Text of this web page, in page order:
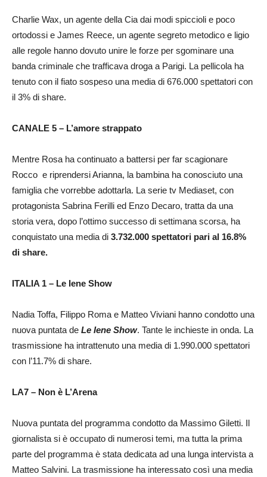
Charlie Wax, un agente della Cia dai modi spiccioli e poco
ortodossi e James Reece, un agente segreto metodico e ligio
alle regole hanno dovuto unire le forze per sgominare una
banda criminale che trafficava droga a Parigi. La pellicola ha
tenuto con il fiato sospeso una media di 676.000 spettatori con
il 3% di share.
CANALE 5 – L’amore strappato
Mentre Rosa ha continuato a battersi per far scagionare
Rocco e riprendersi Arianna, la bambina ha conosciuto una
famiglia che vorrebbe adottarla. La serie tv Mediaset, con
protagonista Sabrina Ferilli ed Enzo Decaro, tratta da una
storia vera, dopo l’ottimo successo di settimana scorsa, ha
conquistato una media di 3.732.000 spettatori pari al 16.8%
di share.
ITALIA 1 – Le Iene Show
Nadia Toffa, Filippo Roma e Matteo Viviani hanno condotto una
nuova puntata de Le Iene Show. Tante le inchieste in onda. La
trasmissione ha intrattenuto una media di 1.990.000 spettatori
con l’11.7% di share.
LA7 – Non è L’Arena
Nuova puntata del programma condotto da Massimo Giletti. Il
giornalista si è occupato di numerosi temi, ma tutta la prima
parte del programma è stata dedicata ad una lunga intervista a
Matteo Salvini. La trasmissione ha interessato così una media